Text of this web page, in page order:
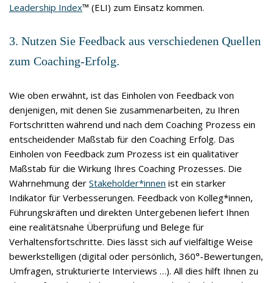
Leadership Index™ (ELI) zum Einsatz kommen.
3. Nutzen Sie Feedback aus verschiedenen Quellen
zum Coaching-Erfolg.
Wie oben erwähnt, ist das Einholen von Feedback von
denjenigen, mit denen Sie zusammenarbeiten, zu Ihren
Fortschritten während und nach dem Coaching Prozess ein
entscheidender Maßstab für den Coaching Erfolg. Das
Einholen von Feedback zum Prozess ist ein qualitativer
Maßstab für die Wirkung Ihres Coaching Prozesses. Die
Wahrnehmung der Stakeholder*innen ist ein starker
Indikator für Verbesserungen. Feedback von Kolleg*innen,
Führungskräften und direkten Untergebenen liefert Ihnen
eine realitätsnahe Überprüfung und Belege für
Verhaltensfortschritte. Dies lässt sich auf vielfältige Weise
bewerkstelligen (digital oder persönlich, 360°-Bewertungen,
Umfragen, strukturierte Interviews …). All dies hilft Ihnen zu